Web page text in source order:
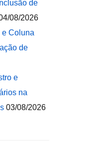
de
08/2026
e Coluna
de
e
na
03/08/2026